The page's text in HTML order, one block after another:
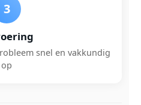
3
snel en vakkundig
op